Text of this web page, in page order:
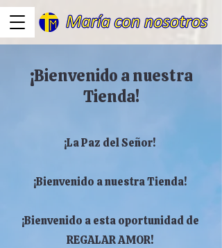
¡Bienvenido a nuestra
Tienda!
¡La Paz del Señor!
¡Bienvenido a nuestra Tienda!
¡Bienvenido a esta oportunidad de
REGALAR AMOR!